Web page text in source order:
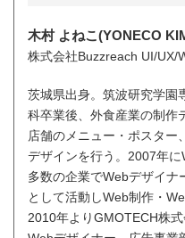
木村 よねこ(YONECO
株式会社Buzzreach UI/UX/
茨城県出身。筑波研究学園
科卒業後、外食産業の制作
店舗のメニュー・ポスター
デザインを行う。2007年に
多数の企業でWebデザイナ
として活動しWeb制作・
2010年よりGMOTECH株